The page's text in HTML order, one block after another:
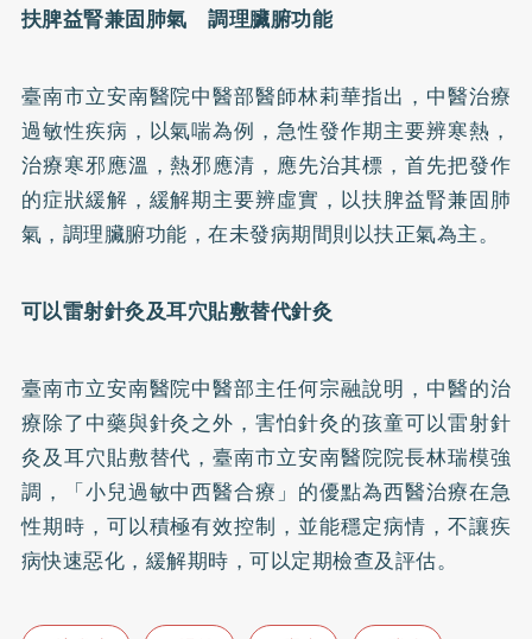
扶脾益腎兼固肺氣 調理臟腑功能
臺南市立安南醫院中醫部醫師林莉華指出，中醫治療
過敏性疾病，以氣喘為例，急性發作期主要辨寒熱，
治療寒邪應溫，熱邪應清，應先治其標，首先把發作
的症狀緩解，緩解期主要辨虛實，以扶脾益腎兼固肺
氣，調理臟腑功能，在未發病期間則以扶正氣為主。
可以雷射針灸及耳穴貼敷替代針灸
臺南市立安南醫院中醫部主任何宗融說明，中醫的治
療除了中藥與針灸之外，害怕針灸的孩童可以雷射針
灸及耳穴貼敷替代，臺南市立安南醫院院長林瑞模強
調，「小兒過敏中西醫合療」的優點為西醫治療在急
性期時，可以積極有效控制，並能穩定病情，不讓疾
病快速惡化，緩解期時，可以定期檢查及評估。